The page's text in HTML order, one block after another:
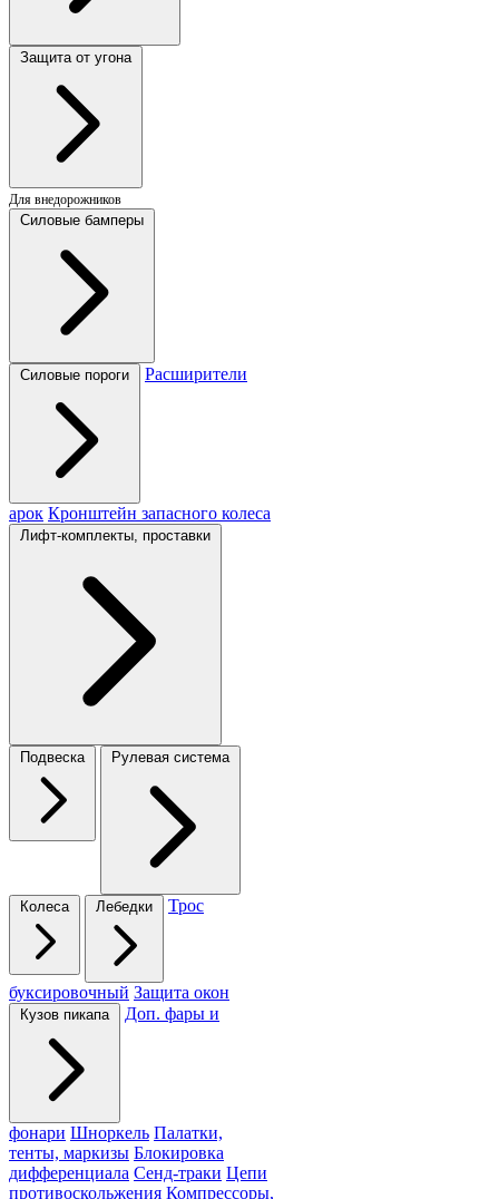
Защита от угона
Для внедорожников
Силовые бамперы
Силовые пороги Расширители
арок Кронштейн запасного колеса
Лифт-комплекты, проставки
Подвеска Рулевая система
Колеса Лебедки Трос
буксировочный Защита окон
Кузов пикапа Доп. фары и
фонари Шноркель Палатки,
тенты, маркизы Блокировка
дифференциала Сенд-траки Цепи
противоскольжения Компрессоры,